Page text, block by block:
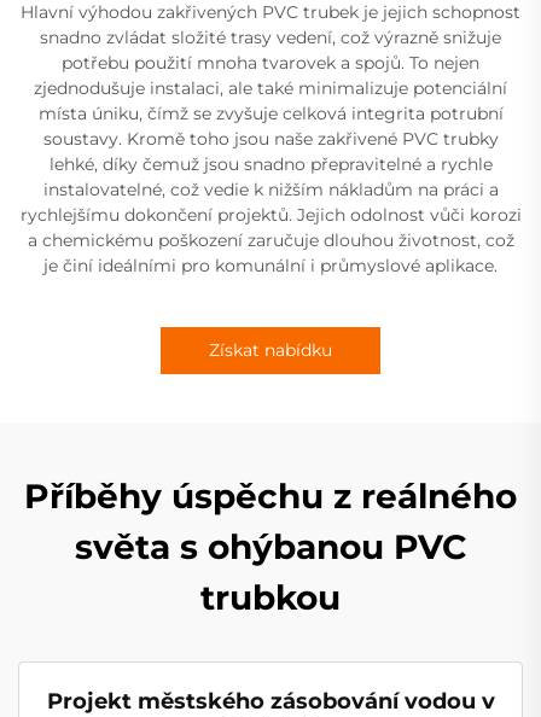
Hlavní výhodou zakřivených PVC trubek je jejich schopnost
snadno zvládat složité trasy vedení, což výrazně snižuje
potřebu použití mnoha tvarovek a spojů. To nejen
zjednodušuje instalaci, ale také minimalizuje potenciální
místa úniku, čímž se zvyšuje celková integrita potrubní
soustavy. Kromě toho jsou naše zakřivené PVC trubky
lehké, díky čemuž jsou snadno přepravitelné a rychle
instalovatelné, což vedie k nižším nákladům na práci a
rychlejšímu dokončení projektů. Jejich odolnost vůči korozi
a chemickému poškození zaručuje dlouhou životnost, což
je činí ideálními pro komunální i průmyslové aplikace.
Získat nabídku
Příběhy úspěchu z reálného
světa s ohýbanou PVC
trubkou
Projekt městského zásobování vodou v